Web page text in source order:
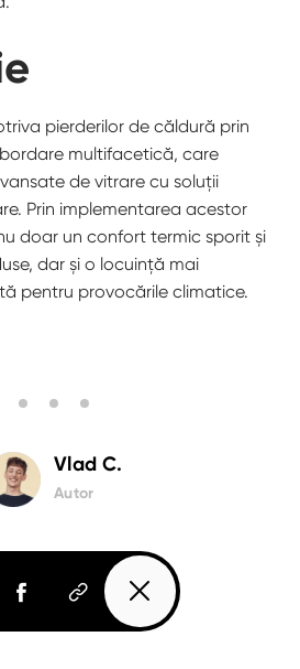
pierderilor de căldură prin
multifacetică, care
de vitrare cu soluții
Prin implementarea acestor
doar un confort termic sporit și
dar și o locuință mai
pentru provocările climatice.
Vlad C.
Autor